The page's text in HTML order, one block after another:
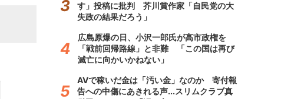
す」投稿に批判 芥川賞作家「自民党の大
失政の結果だろう」
広島原爆の日、小沢一郎氏が高市政権を
「戦前回帰路線」と非難 「この国は再び
滅亡に向かいかねない」
AVで稼いだ金は「汚い金」なのか 寄付報
告への中傷にあきれる声...スリムクラブ真